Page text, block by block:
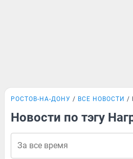
РОСТОВ-НА-ДОНУ ВСЕ НОВОСТИ
Новости по тэгу